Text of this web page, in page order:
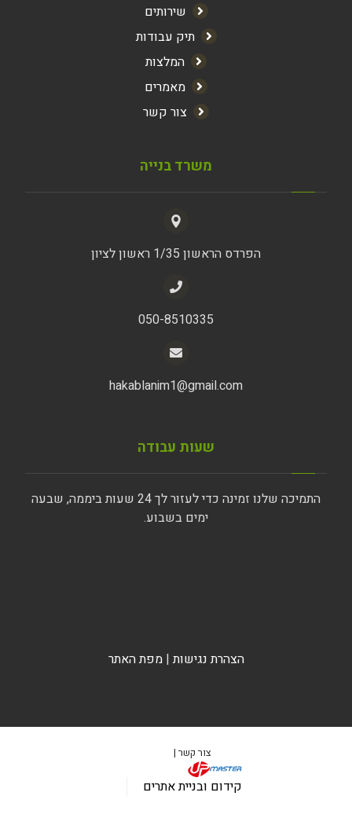
שירותים
תיק עבודות
המלצות
מאמרים
צור קשר
משרד בנייה
הפרדס הראשון 1/35 ראשון לציון
050-8510335
hakablanim1@gmail.com
שעות עבודה
התמיכה שלנו זמינה כדי לעזור לך 24 שעות ביממה, שבעה
ימים בשבוע.
הצהרת נגישות|מפת האתר
צור קשר |
קידום ובניית אתרים